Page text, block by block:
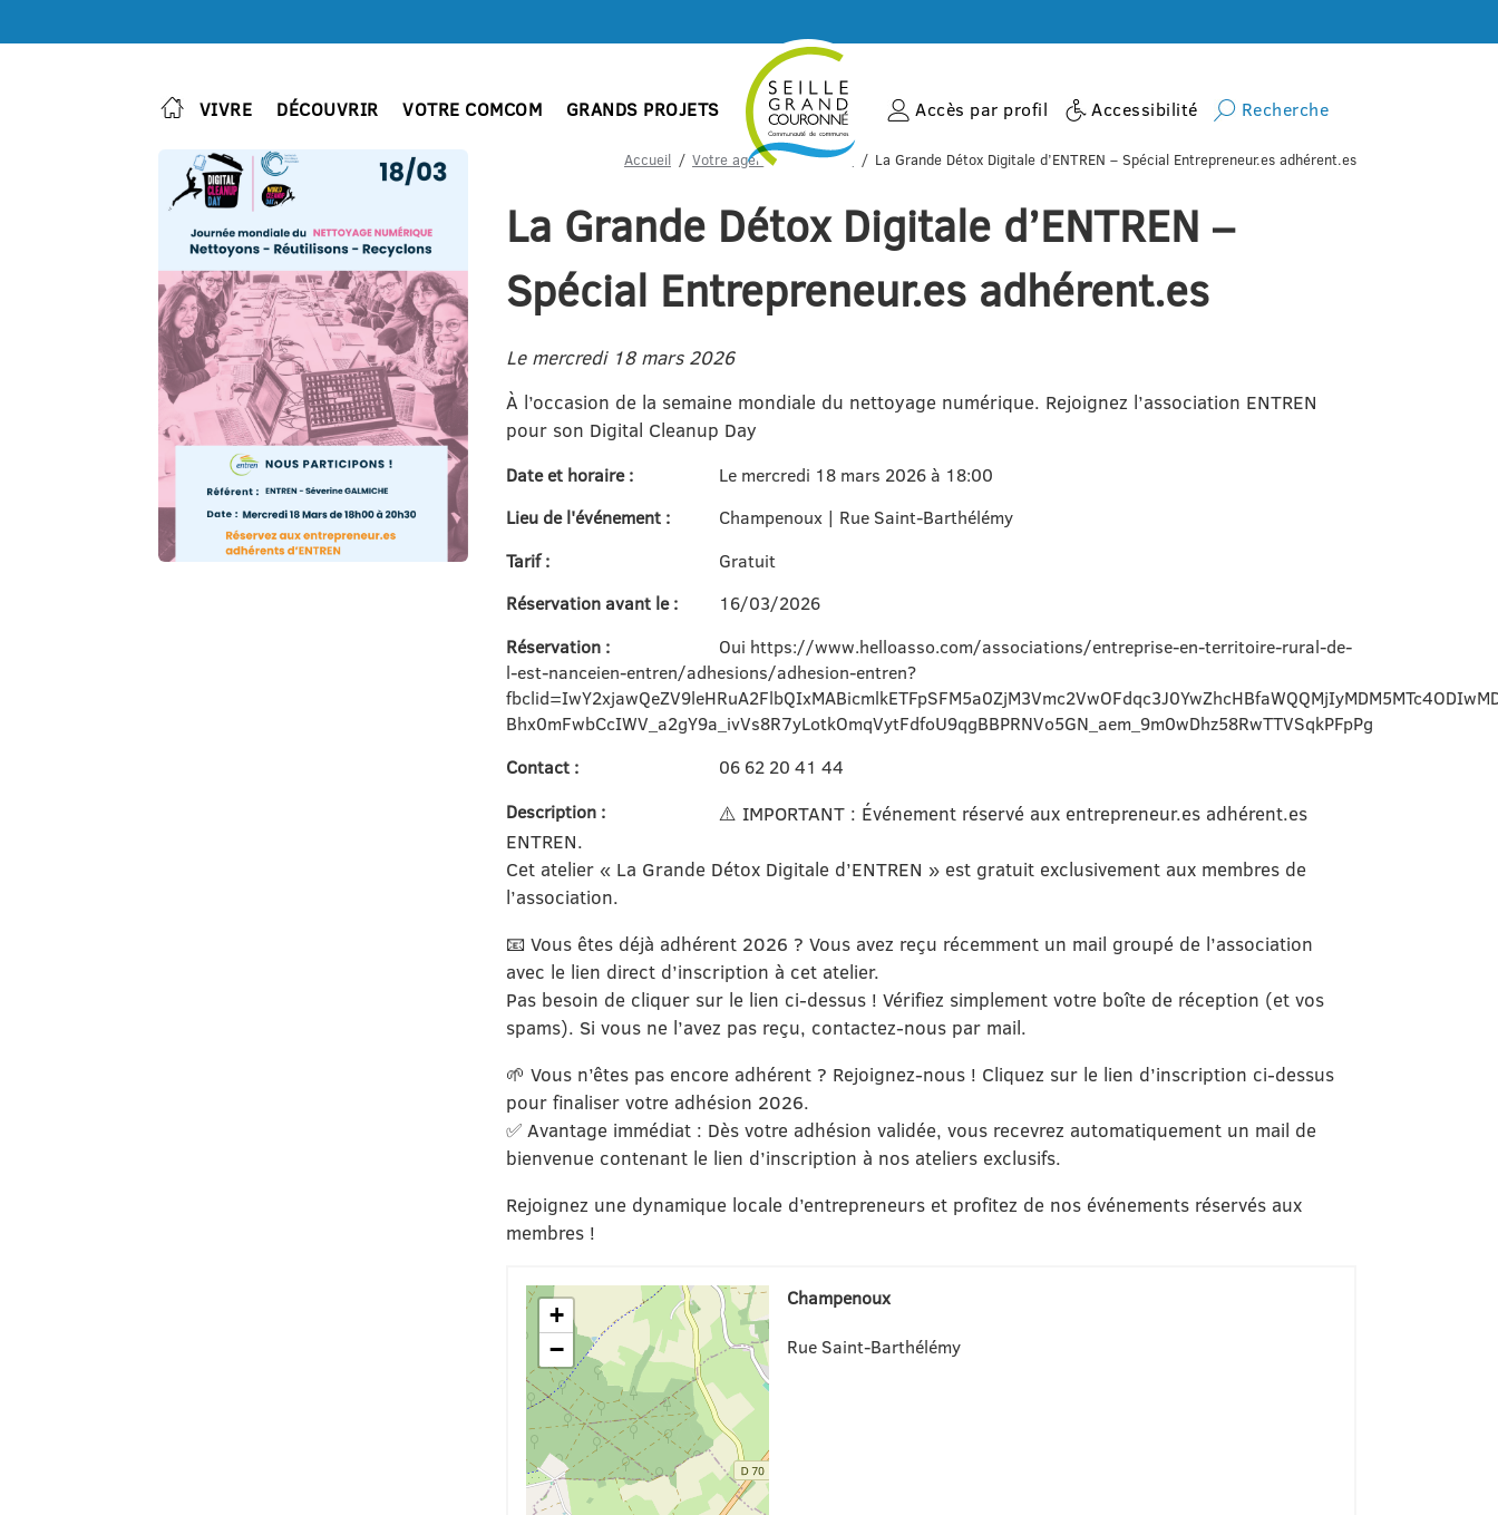
VIVRE DÉCOUVRIR VOTRE COMCOM GRANDS PROJETS Accès par profil Accessibilité Recherche
Accueil Votre agenda des sorties La Grande Détox Digitale d’ENTREN – Spécial Entrepreneur.es adhérent.es
La Grande Détox Digitale d’ENTREN –
Spécial Entrepreneur.es adhérent.es
Le mercredi 18 mars 2026
À l’occasion de la semaine mondiale du nettoyage numérique. Rejoignez l’association ENTREN
pour son Digital Cleanup Day
Date et horaire :
Le mercredi 18 mars 2026 à 18:00
Lieu de l'événement :
Champenoux | Rue Saint-Barthélémy
Tarif :
Gratuit
Réservation avant le :
16/03/2026
Réservation :
Oui https://www.helloasso.com/associations/entreprise-en-territoire-rural-de-
l-est-nanceien-entren/adhesions/adhesion-entren?
Bhx0mFwbCcIWV_a2gY9a_ivVs8R7yLotkOmqVytFdfoU9qgBBPRNVo5GN_aem_9m0wDhz58RwTTVSqkPFpPg
Contact :
06 62 20 41 44
Description :
⚠️ IMPORTANT : Événement réservé aux entrepreneur.es adhérent.es
ENTREN.
Cet atelier « La Grande Détox Digitale d’ENTREN » est gratuit exclusivement aux membres de
l’association.
📧 Vous êtes déjà adhérent 2026 ? Vous avez reçu récemment un mail groupé de l’association
avec le lien direct d’inscription à cet atelier.
Pas besoin de cliquer sur le lien ci-dessus ! Vérifiez simplement votre boîte de réception (et vos
spams). Si vous ne l’avez pas reçu, contactez-nous par mail.
🌱 Vous n’êtes pas encore adhérent ? Rejoignez-nous ! Cliquez sur le lien d’inscription ci-dessus
pour finaliser votre adhésion 2026.
✅ Avantage immédiat : Dès votre adhésion validée, vous recevrez automatiquement un mail de
bienvenue contenant le lien d’inscription à nos ateliers exclusifs.
Rejoignez une dynamique locale d’entrepreneurs et profitez de nos événements réservés aux
membres !
+
−
Champenoux
Rue Saint-Barthélémy